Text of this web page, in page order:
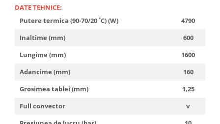
Puffere/Stocatoare de caldura
Puffer fara serpentina
Puffer 1 serpentina
Puffer 2 serpentine
Puffer pentru pompe de caldura
Aer conditionat
Dezumidificatoare
Aparate de Aer conditionat 9000
DATE TEHNICE:
Putere termica (90-70/20 ˚C) (W)
4790
Inaltime (mm)
600
Lungime (mm)
1600
Adancime (mm)
160
Grosimea tablei (mm)
1,25
Full convector
ѵ